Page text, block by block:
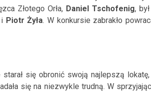
Złotego Orła, Daniel Tschofenig,
i Piotr Żyła. W konkursie zabrakło
starał się obronić swoją najlepszą lokatę,
się na niezwykle trudną. W